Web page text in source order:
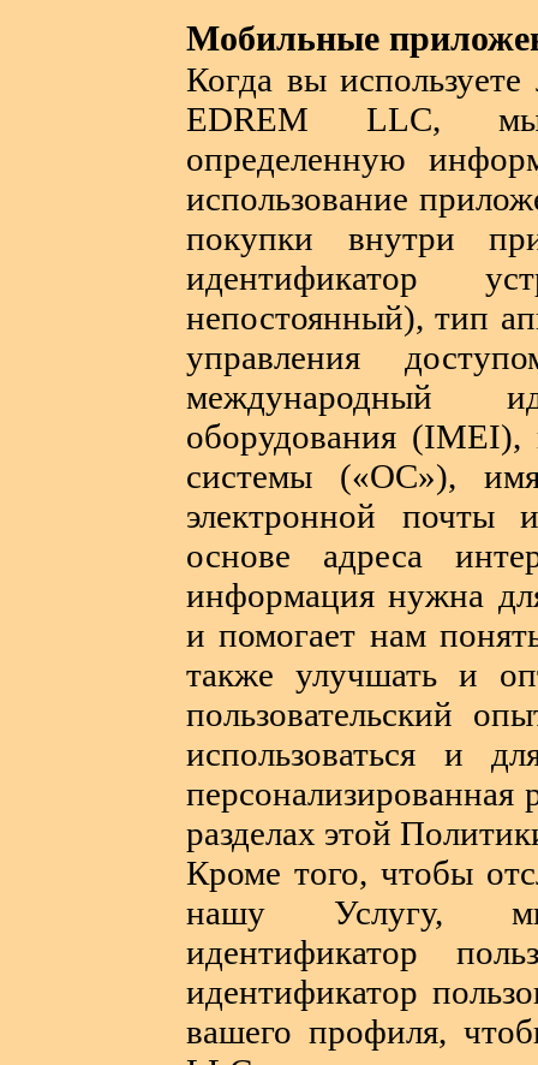
Мобильные
Когда вы
EDREM LLC, мы
определенную
использование
покупки внутри
идентификатор
непостоянный), тип
управления
международный
оборудования
системы («ОС»),
электронной почты
основе адреса
информация нужна
и помогает нам
также улучшать и
пользовательский
использоваться и
персонализированная
разделах этой
Кроме того, чтобы
нашу Услугу,
идентификатор
идентификатор
вашего профиля,